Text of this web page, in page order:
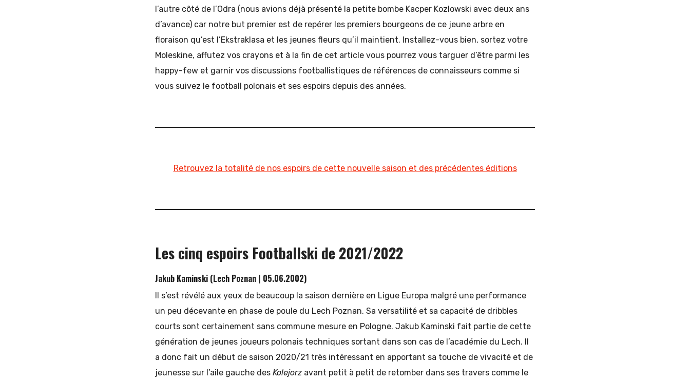
l’autre côté de l’Odra (nous avions déjà présenté la petite bombe Kacper Kozlowski avec deux ans
d’avance) car notre but premier est de repérer les premiers bourgeons de ce jeune arbre en
floraison qu’est l’Ekstraklasa et les jeunes fleurs qu’il maintient. Installez-vous bien, sortez votre
Moleskine, affutez vos crayons et à la fin de cet article vous pourrez vous targuer d’être parmi les
happy-few et garnir vos discussions footballistiques de références de connaisseurs comme si
vous suivez le football polonais et ses espoirs depuis des années.
Retrouvez la totalité de nos espoirs de cette nouvelle saison et des précédentes éditions
Les cinq espoirs Footballski de 2021/2022
Jakub Kaminski (Lech Poznan | 05.06.2002)
Il s’est révélé aux yeux de beaucoup la saison dernière en Ligue Europa malgré une performance
un peu décevante en phase de poule du Lech Poznan. Sa versatilité et sa capacité de dribbles
courts sont certainement sans commune mesure en Pologne. Jakub Kaminski fait partie de cette
génération de jeunes joueurs polonais techniques sortant dans son cas de l’académie du Lech. Il
a donc fait un début de saison 2020/21 très intéressant en apportant sa touche de vivacité et de
jeunesse sur l’aile gauche des Kolejorz avant petit à petit de retomber dans ses travers comme le